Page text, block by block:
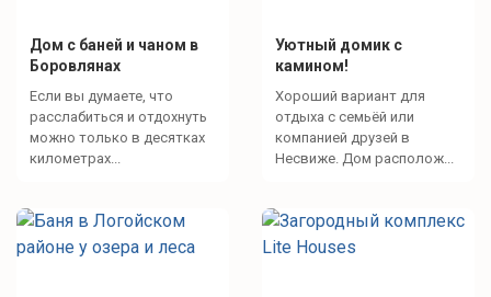
Дом с баней и чаном в
Боровлянах
Если вы думаете, что
расслабиться и отдохнуть
можно только в десятках
километрах...
Уютный домик с
камином!
Хороший вариант для
отдыха с семьёй или
компанией друзей в
Несвиже. Дом располож...